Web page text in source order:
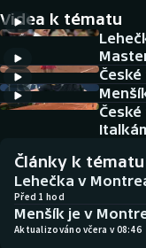
Atletika
Cyklistika
DALŠÍ SPORTY
Baseball a softbal
Basketbal
NEPŘEHLÉDNĚTE
Soutěže
Historické návraty
Videa k tématu
Články k tématu
Lehečka v
Před 1 hod
Menšík je v
Aktualizováno včera v 08:46